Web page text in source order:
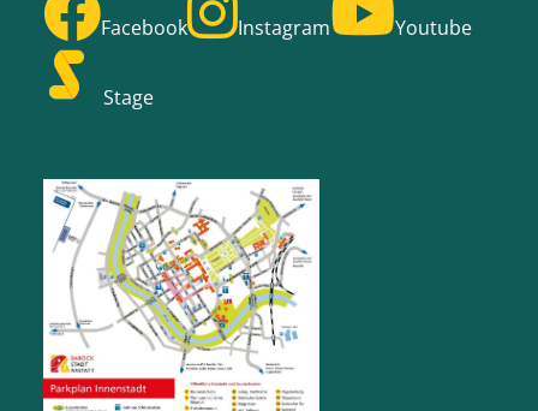
Facebook Instagram Youtube
Stage